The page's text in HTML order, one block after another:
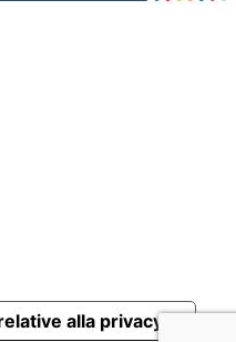
alla privacy